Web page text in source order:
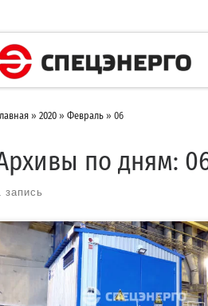
» 2020 » Февраль » 06
по дням:
запись
В рамках проекта филиала ПАО «Кубаньэнерго»